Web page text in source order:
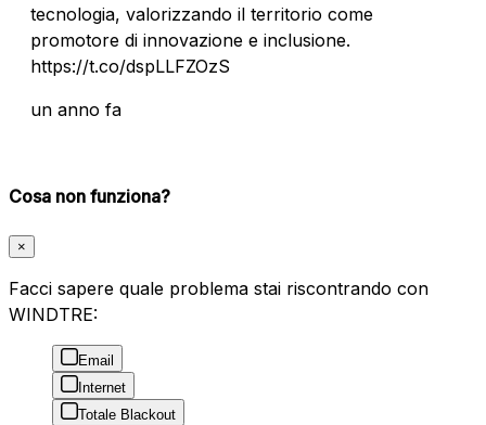
tecnologia, valorizzando il territorio come
promotore di innovazione e inclusione.
https://t.co/dspLLFZOzS
un anno fa
Cosa non funziona?
×
Facci sapere quale problema stai riscontrando con
WINDTRE:
Email
Internet
Totale Blackout